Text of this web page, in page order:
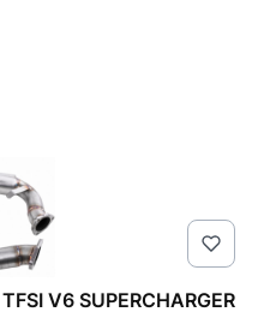
V6 SUPERCHARGER